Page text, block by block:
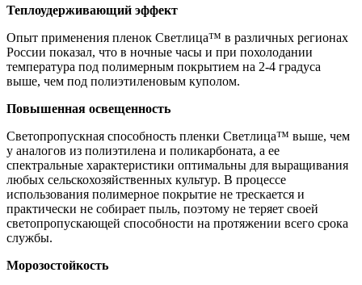
Теплоудерживающий эффект
Опыт применения пленок Светлица™ в различных регионах
России показал, что в ночные часы и при похолодании
температура под полимерным покрытием на 2-4 градуса
выше, чем под полиэтиленовым куполом.
Повышенная освещенность
Светопропускная способность пленки Светлица™ выше, чем
у аналогов из полиэтилена и поликарбоната, а ее
спектральные характеристики оптимальны для выращивания
любых сельскохозяйственных культур. В процессе
использования полимерное покрытие не трескается и
практически не собирает пыль, поэтому не теряет своей
светопропускающей способности на протяжении всего срока
службы.
Морозостойкость